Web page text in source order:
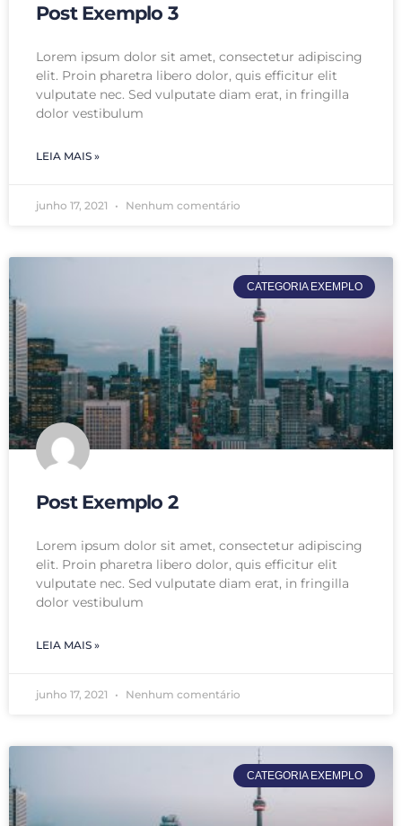
Post Exemplo 3
Lorem ipsum dolor sit amet, consectetur adipiscing
elit. Proin pharetra libero dolor, quis efficitur elit
vulputate nec. Sed vulputate diam erat, in fringilla
dolor vestibulum
LEIA MAIS »
junho 17, 2021 Nenhum comentário
CATEGORIA EXEMPLO
Post Exemplo 2
Lorem ipsum dolor sit amet, consectetur adipiscing
elit. Proin pharetra libero dolor, quis efficitur elit
vulputate nec. Sed vulputate diam erat, in fringilla
dolor vestibulum
LEIA MAIS »
junho 17, 2021 Nenhum comentário
CATEGORIA EXEMPLO